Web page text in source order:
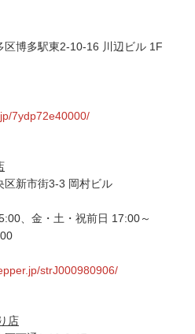
博多駅東2-10-16 川辺ビル 1F
7ydp72e40000/
新市街3-3 岡村ビル
、金・土・祝前日 17:00～
strJ000980906/
店